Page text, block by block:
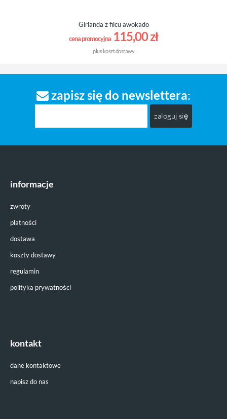
Girlanda z filcu awokado
cena promocyjna 115,00 zł
pluskoszt dostawy
zapisz się do newslettera
zaloguj się
informacje
zwroty
płatności
dostawa
koszty dostawy
regulamin
polityka prywatności
kontakt
dane kontaktowe
napisz do nas